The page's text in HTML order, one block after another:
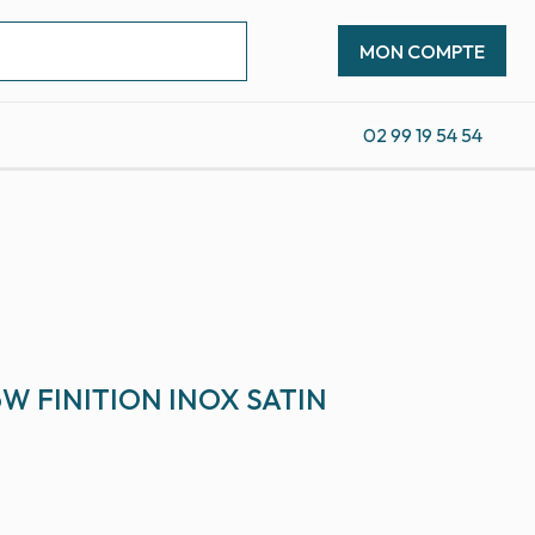
MON COMPTE
02 99 19 54 54
FINITION INOX SATIN